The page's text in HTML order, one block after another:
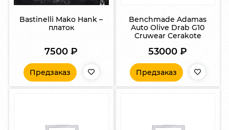
Bastinelli Mako Hank –
платок
7500₽
Предзаказ
Benchmade Adamas
Auto Olive Drab G10
Cruwear Cerakote
53000₽
Предзаказ